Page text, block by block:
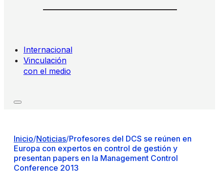
Internacional
Vinculación
con el medio
Inicio/Noticias/Profesores del DCS se reúnen en
Europa con expertos en control de gestión y
presentan papers en la Management Control
Conference 2013